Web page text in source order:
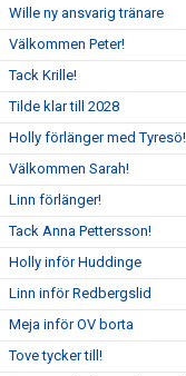
Wille ny ansvarig tränare
Välkommen Peter!
Tack Krille!
Tilde klar till 2028
Holly förlänger med Tyresö!
Välkommen Sarah!
Linn förlänger!
Tack Anna Pettersson!
Holly inför Huddinge
Linn inför Redbergslid
Meja inför OV borta
Tove tycker till!